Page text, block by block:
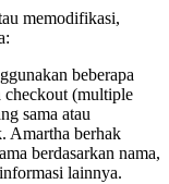
memodifikasi,
beberapa
checkout (multiple
sama atau
Amartha berhak
berdasarkan nama,
lainnya.